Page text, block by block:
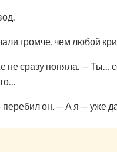
громче, чем любой
не сразу поняла. — Ты…
перебил он. — А я — уже